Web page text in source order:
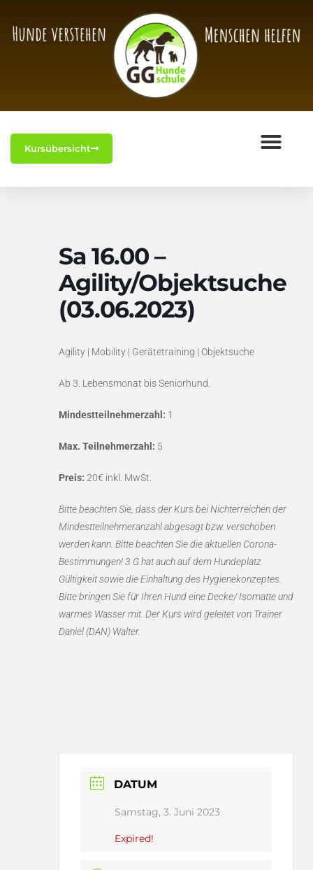
Kursübersicht
Sa 16.00 –
Agility/Objektsuche
(03.06.2023)
Agility | Mobility | Gerätetraining | Objektsuche
Ab 3. Lebensmonat bis Seniorhund.
Mindestteilnehmerzahl: 1
Max. Teilnehmerzahl: 5
Preis: 20€ inkl. MwSt.
Bitte beachten Sie, dass der Kurs bei Nichterreichen der
Mindestteilnehmeranzahl abgesagt bzw. verschoben
werden kann. Bitte beachten Sie die aktuellen Corona-
Bestimmungen! 3 G hat auch auf dem Hundeplatz
Gültigkeit sowie die Einhaltung des Hygienekonzeptes.
Bitte bringen Sie für Ihren Hund eine Decke/ Isomatte und
warmes Wasser mit. Der Kurs wird geleitet von Trainer
Daniel (DAN) Walter.
DATUM
Samstag, 3. Juni 2023
Expired!